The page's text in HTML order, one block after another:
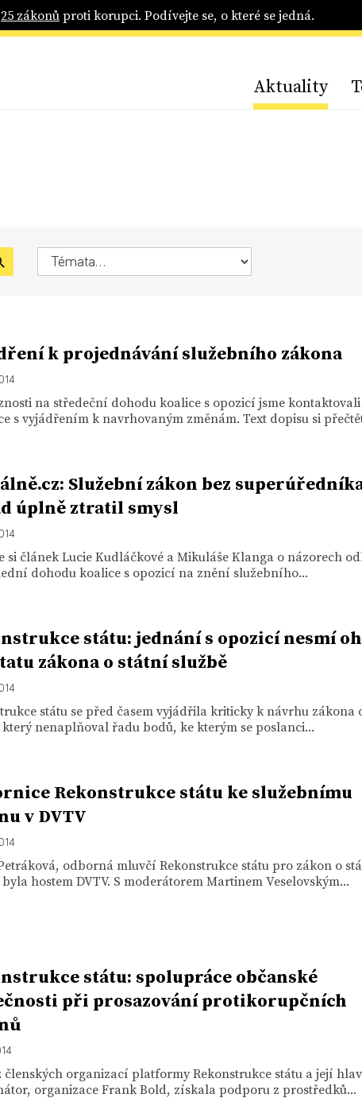
25 zákonůproti korupci. Podívejte se, o které se jedná.
Aktuality
k projednávání služebního zákona
na středeční dohodu koalice s opozicí jsme kontaktovali
s vyjádřením k navrhovaným změnám. Text dopisu si
Služební zákon bez
úplně ztratil smysl
si článek Lucie Kudláčkové a Mikuláše Klanga o názorech
dohodu koalice s opozicí na znění služebního...
státu: jednání s opozicí nesmí
zákona o státní službě
státu se před časem vyjádřila kriticky k návrhu zákona
který nenaplňoval řadu bodů, ke kterým se poslanci...
Rekonstrukce státu ke služebnímu
v DVTV
odborná mluvčí Rekonstrukce státu pro zákon o
hostem DVTV. S moderátorem Martinem Veselovským...
státu: spolupráce občanské
při prosazování protikorupčních
členských organizací platformy Rekonstrukce státu a její
organizace Frank Bold, získala podporu z prostředků...